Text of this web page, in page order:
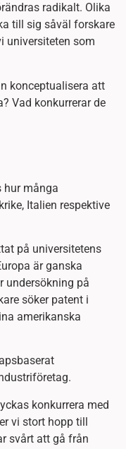
radikalt. Olika
till sig såväl forskare
universiteten som
konceptualisera att
Vad konkurrerar de
hur många
Italien respektive
på universitetens
är ganska
undersökning på
söker patent i
amerikanska
konkurrera med
vi stort hopp till
svårt att gå från